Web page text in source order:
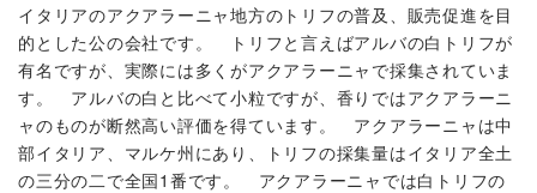
イタリアのアクアラーニャ地方のトリフの普及、販売促進を目
的とした公の会社です。 トリフと言えばアルバの白トリフが
有名ですが、実際には多くがアクアラーニャで採集されていま
す。 アルバの白と比べて小粒ですが、香りではアクアラーニ
ャのものが断然高い評価を得ています。 アクアラーニャは中
部イタリア、マルケ州にあり、トリフの採集量はイタリア全土
の三分の二で全国1番です。 アクアラーニャでは白トリフの